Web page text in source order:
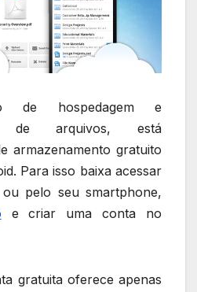
de hospedagem e
de arquivos, está
armazenamento gratuito
Para isso baixa acessar
pelo seu smartphone,
e criar uma conta no
gratuita oferece apenas